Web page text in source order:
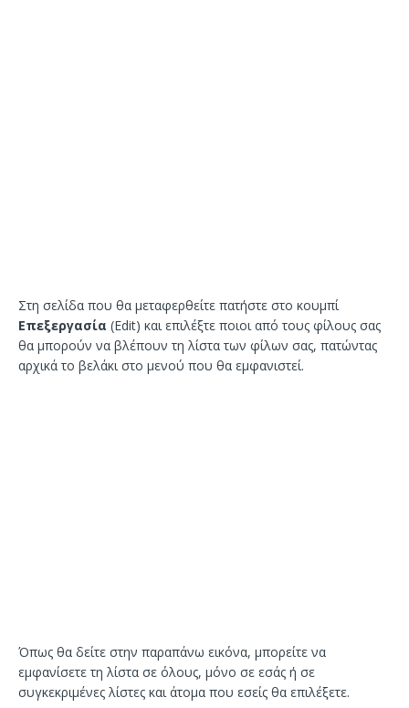
Στη σελίδα που θα μεταφερθείτε πατήστε στο κουμπί
Επεξεργασία (Edit) και επιλέξτε ποιοι από τους φίλους σας
θα μπορούν να βλέπουν τη λίστα των φίλων σας, πατώντας
αρχικά το βελάκι στο μενού που θα εμφανιστεί.
Όπως θα δείτε στην παραπάνω εικόνα, μπορείτε να
εμφανίσετε τη λίστα σε όλους, μόνο σε εσάς ή σε
συγκεκριμένες λίστες και άτομα που εσείς θα επιλέξετε.